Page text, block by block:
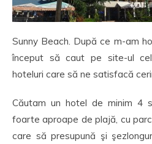
Sunny Beach. După ce m-am
început să caut pe site-ul
hoteluri care să ne satisfacă
Căutam un hotel de minim 4
foarte aproape de plajă, cu
care să presupună şi